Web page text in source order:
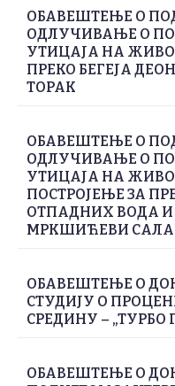
ОБАВЕШТЕЊЕ О
ОДЛУЧИВАЊЕ О
УТИЦАЈА НА
ПРЕКО БЕГЕЈА
ТОРАК
ОБАВЕШТЕЊЕ О
ОДЛУЧИВАЊЕ О
УТИЦАЈА НА
ПОСТРОЈЕЊЕ ЗА
ОТПАДНИХ ВОДА
МРКШИЋЕВИ
ОБАВЕШТЕЊЕ О
СТУДИЈУ О
СРЕДИНУ – „ТУРБО
ОБАВЕШТЕЊЕ О